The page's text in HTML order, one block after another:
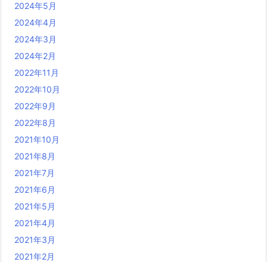
2024年5月
2024年4月
2024年3月
2024年2月
2022年11月
2022年10月
2022年9月
2022年8月
2021年10月
2021年8月
2021年7月
2021年6月
2021年5月
2021年4月
2021年3月
2021年2月